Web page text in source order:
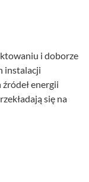
i doborze
instalacji
energii
się na